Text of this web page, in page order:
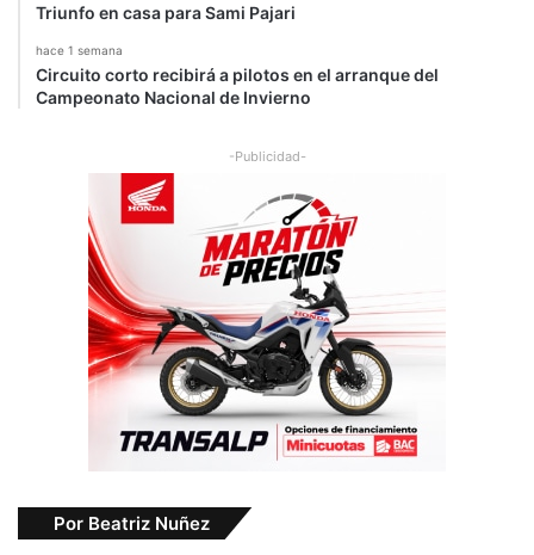
Triunfo en casa para Sami Pajari
hace 1 semana
Circuito corto recibirá a pilotos en el arranque del
Campeonato Nacional de Invierno
-Publicidad-
Por Beatriz Nuñez